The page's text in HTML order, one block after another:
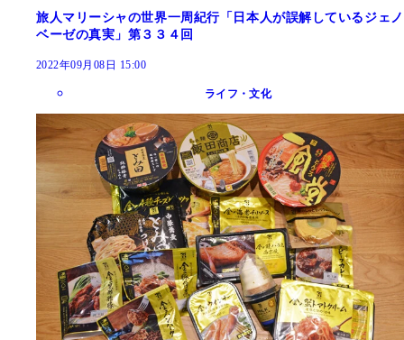
旅人マリーシャの世界一周紀行「日本人が誤解しているジェノ
ベーゼの真実」第３３４回
2022年09月08日 15:00
ライフ・文化